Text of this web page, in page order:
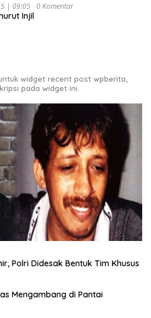
| 09:05 0 Komentar
Injil
widget recent post wpberita,
pada widget ini.
Polri Didesak Bentuk Tim Khusus
Mengambang di Pantai